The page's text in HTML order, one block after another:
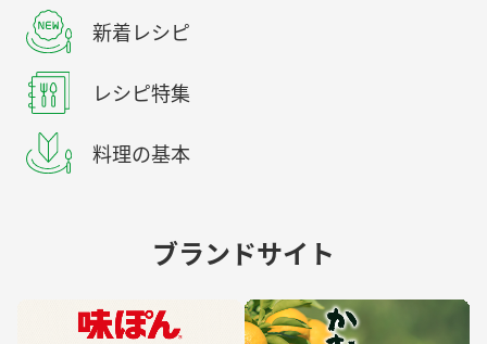
新着レシピ
レシピ特集
料理の基本
ブランドサイト